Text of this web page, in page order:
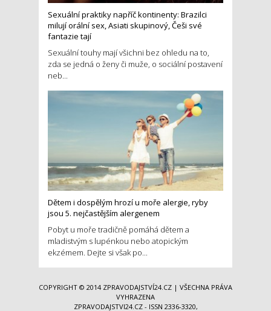
Sexuální praktiky napříč kontinenty: Brazilci
milují orální sex, Asiati skupinový, Češi své
fantazie tají
Sexuální touhy mají všichni bez ohledu na to,
zda se jedná o ženy či muže, o sociální postavení
neb...
Dětem i dospělým hrozí u moře alergie, ryby
jsou 5. nejčastějším alergenem
Pobyt u moře tradičně pomáhá dětem a
mladistvým s lupénkou nebo atopickým
ekzémem. Dejte si však po...
COPYRIGHT © 2014 ZPRAVODAJSTVÍ24.CZ | VŠECHNA PRÁVA
VYHRAZENA
ZPRAVODAJSTVI24.CZ - ISSN 2336-3320,